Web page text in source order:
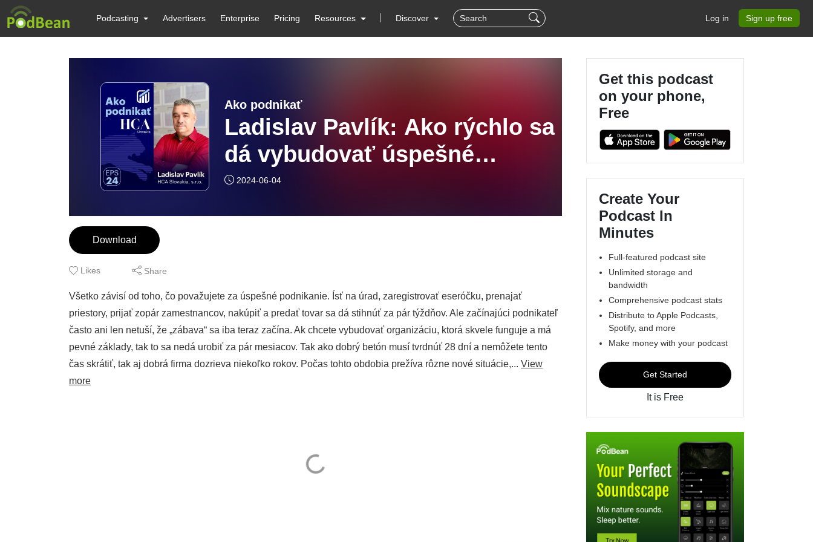
Podcasting Advertisers Enterprise Pricing Resources Discover Log in Sign up free
Ako podnikať
Ladislav Pavlík: Ako rýchlo sa
dá vybudovať úspešné
podnikanie?
2024-06-04
Download
Likes Share
Všetko závisí od toho, čo považujete za úspešné podnikanie. Ísť na úrad, zaregistrovať eseróčku, prenajať
priestory, prijať zopár zamestnancov, nakúpiť a predať tovar sa dá stihnúť za pár týždňov. Ale začínajúci podnikateľ
často ani len netuší, že „zábava“ sa iba teraz začína. Ak chcete vybudovať organizáciu, ktorá skvele funguje a má
pevné základy, tak to sa nedá urobiť za pár mesiacov. Tak ako dobrý betón musí tvrdnúť 28 dní a nemôžete tento
čas skrátiť, tak aj dobrá firma dozrieva niekoľko rokov. Počas tohto obdobia prežíva rôzne nové situácie,... View
more
Get this podcast
on your phone,
Free
Create Your
Podcast In
Minutes
Full-featured podcast site
Unlimited storage and
bandwidth
Comprehensive podcast stats
Distribute to Apple Podcasts,
Spotify, and more
Make money with your podcast
Get Started
It is Free